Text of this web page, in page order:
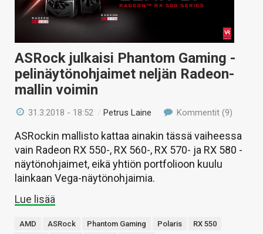
ASRock julkaisi Phantom Gaming -
pelinäytönohjaimet neljän Radeon-
mallin voimin
31.3.2018 - 18:52 /Petrus Laine Kommentit (9)
ASRockin mallisto kattaa ainakin tässä vaiheessa
vain Radeon RX 550-, RX 560-, RX 570- ja RX 580 -
näytönohjaimet, eikä yhtiön portfolioon kuulu
lainkaan Vega-näytönohjaimia.
Lue lisää
AMD ASRock Phantom Gaming Polaris
RX 550